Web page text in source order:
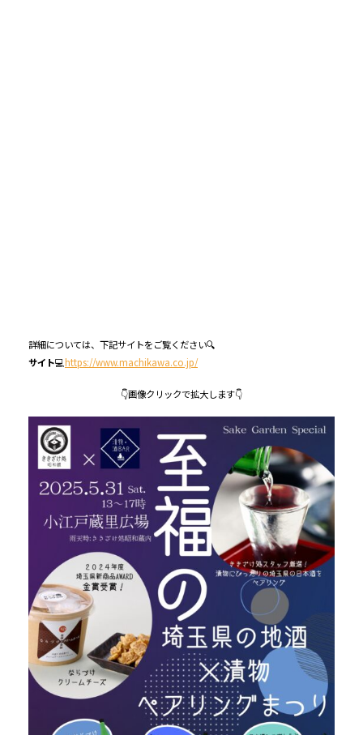
詳細については、下記サイトをご覧ください🔍
サイト💻https://www.machikawa.co.jp/
👇画像クリックで拡大します👇